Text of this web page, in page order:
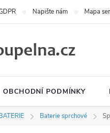
Napište nám Mapa
OBCHODNÍ PODMÍNKY
Baterie sprchové